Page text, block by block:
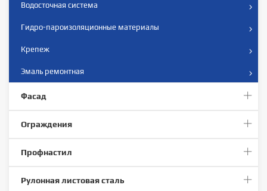
Водосточная система
Гидро-пароизоляционные материалы
Крепеж
Эмаль ремонтная
Фасад
Ограждения
Профнастил
Рулонная листовая сталь